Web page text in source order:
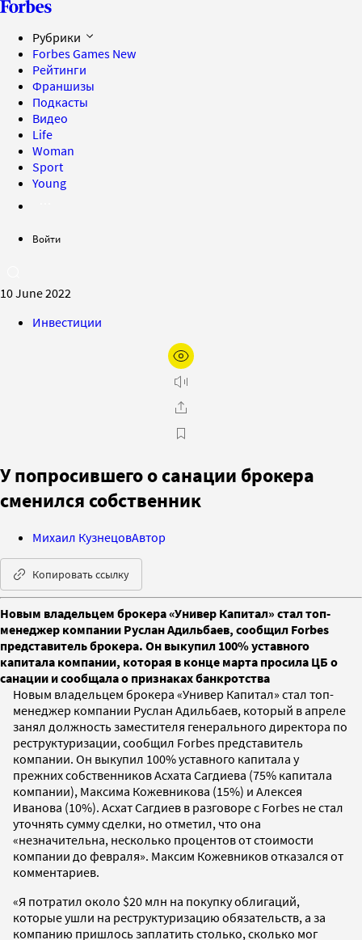
Рубрики
Forbes Games New
Рейтинги
Франшизы
Подкасты
Видео
Life
Woman
Sport
Young
Войти
10 June 2022
Инвестиции
У попросившего о санации брокера
сменился собственник
Михаил КузнецовАвтор
Копировать ссылку
Новым владельцем брокера «Универ Капитал» стал топ-
менеджер компании Руслан Адильбаев, сообщил Forbes
представитель брокера. Он выкупил 100% уставного
капитала компании, которая в конце марта просила ЦБ о
санации и сообщала о признаках банкротства
Новым владельцем брокера «Универ Капитал» стал топ-
менеджер компании Руслан Адильбаев, который в апреле
занял должность заместителя генерального директора по
реструктуризации, сообщил Forbes представитель
компании. Он выкупил 100% уставного капитала у
прежних собственников Асхата Сагдиева (75% капитала
компании), Максима Кожевникова (15%) и Алексея
Иванова (10%). Асхат Сагдиев в разговоре с Forbes не стал
уточнять сумму сделки, но отметил, что она
«незначительна, несколько процентов от стоимости
компании до февраля». Максим Кожевников отказался от
комментариев.
«Я потратил около $20 млн на покупку облигаций,
которые ушли на реструктуризацию обязательств, а за
компанию пришлось заплатить столько, сколько мог